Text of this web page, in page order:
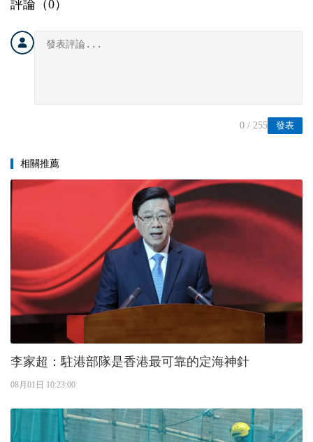
評論（0）
發表
0 / 255
相關推薦
李家超：駐港部隊是香港最可靠的定海神針
08月01日 10:23:00